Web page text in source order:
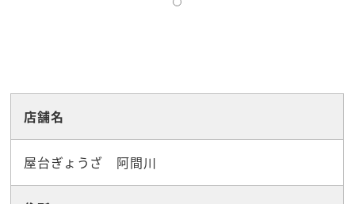
店舗名
屋台ぎょうざ 阿間川